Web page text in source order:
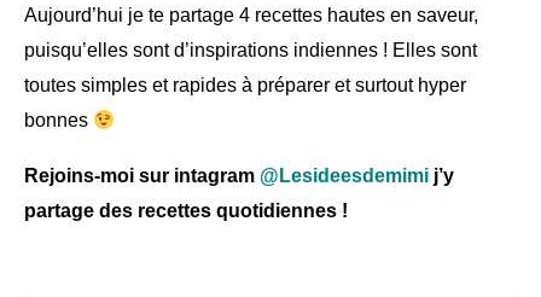
Aujourd’hui je te partage 4 recettes hautes en saveur,
puisqu’elles sont d’inspirations indiennes ! Elles sont
toutes simples et rapides à préparer et surtout hyper
bonnes
Rejoins-moi sur intagram @Lesideesdemimi j’y
partage des recettes quotidiennes !